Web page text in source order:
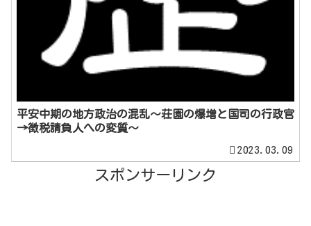
平安中期の地方政治の混乱～荘園の爆増と国司の行政官
→徴税請負人への変質～
2023.03.09
スポンサーリンク